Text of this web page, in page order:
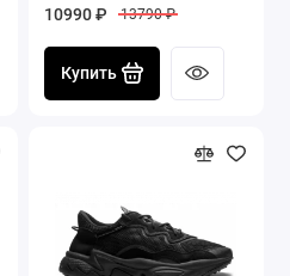
10990 ₽ 13790 ₽
Купить